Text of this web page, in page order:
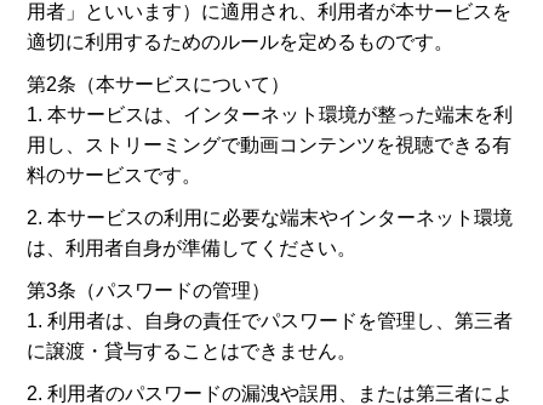
用者」といいます）に適用され、利用者が本サービスを
適切に利用するためのルールを定めるものです。
第2条（本サービスについて）
1. 本サービスは、インターネット環境が整った端末を利
用し、ストリーミングで動画コンテンツを視聴できる有
料のサービスです。
2. 本サービスの利用に必要な端末やインターネット環境
は、利用者自身が準備してください。
第3条（パスワードの管理）
1. 利用者は、自身の責任でパスワードを管理し、第三者
に譲渡・貸与することはできません。
2. 利用者のパスワードの漏洩や誤用、または第三者によ